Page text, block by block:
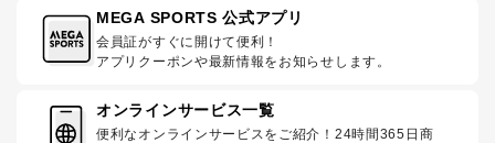
MEGA SPORTS 公式アプリ
会員証がすぐに開けて便利！
アプリクーポンや最新情報をお知らせします。
オンラインサービス一覧
便利なオンラインサービスをご紹介！24時間365日商